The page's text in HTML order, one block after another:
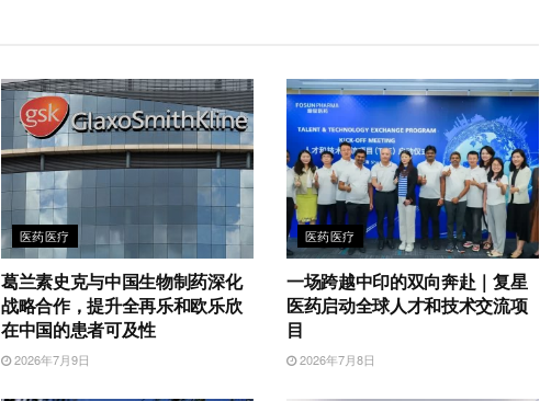
医药医疗
葛兰素史克与中国生物制药深化
战略合作，提升全再乐和欧乐欣
在中国的患者可及性
2026年7月9日
医药医疗
一场跨越中印的双向奔赴｜复星
医药启动全球人才和技术交流项
目
2026年7月8日